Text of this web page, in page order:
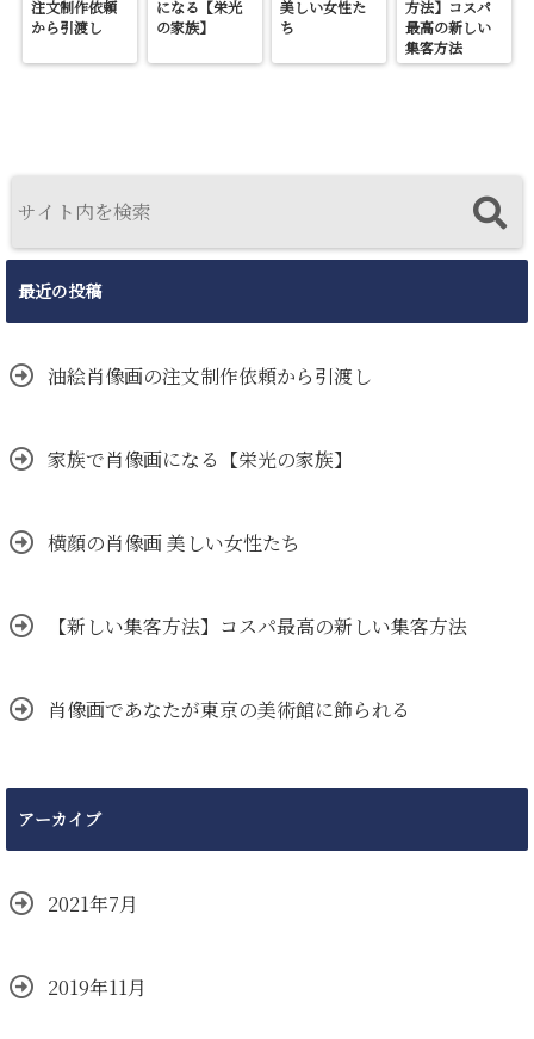
注文制作依頼
から引渡し
になる【栄光
の家族】
美しい女性た
ち
方法】コスパ
最高の新しい
集客方法
最近の投稿
油絵肖像画の注文制作依頼から引渡し
家族で肖像画になる【栄光の家族】
横顔の肖像画 美しい女性たち
【新しい集客方法】コスパ最高の新しい集客方法
肖像画であなたが東京の美術館に飾られる
アーカイブ
2021年7月
2019年11月